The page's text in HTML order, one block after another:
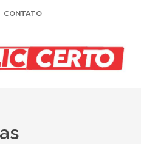
CONTATO